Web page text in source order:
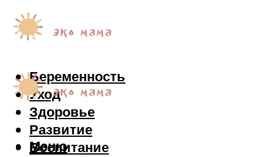
Беременность
Уход
Здоровье
Развитие
Воспитание
Меню